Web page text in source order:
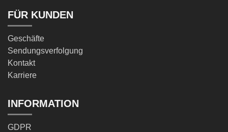
FÜR KUNDEN
Geschäfte
Sendungsverfolgung
Kontakt
Karriere
INFORMATION
GDPR